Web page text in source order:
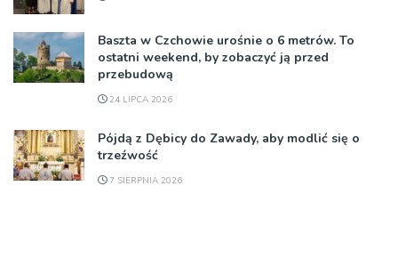
Baszta w Czchowie urośnie o 6 metrów. To
ostatni weekend, by zobaczyć ją przed
przebudową
24 LIPCA 2026
Pójdą z Dębicy do Zawady, aby modlić się o
trzeźwość
7 SIERPNIA 2026